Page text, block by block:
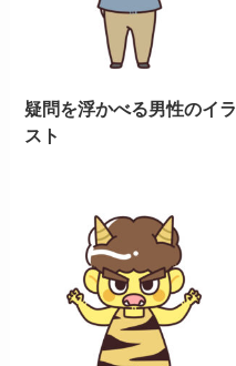
疑問を浮かべる男性のイラ
スト